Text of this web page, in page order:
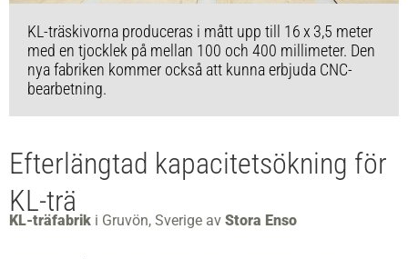
KL-träskivorna produceras i mått upp till 16 x 3,5 meter
med en tjocklek på mellan 100 och 400 millimeter. Den
nya fabriken kommer också att kunna erbjuda CNC-
bearbetning.
Efterlängtad kapacitetsökning för
KL-trä
KL-träfabrik i Gruvön, Sverige av Stora Enso